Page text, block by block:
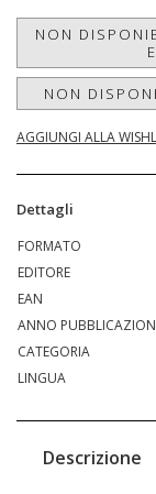
NON
NON
AGGIUNGI ALLA
Dettagli
FORMATO
EDITORE
EAN
ANNO
CATEGORIA
LINGUA
Descrizione